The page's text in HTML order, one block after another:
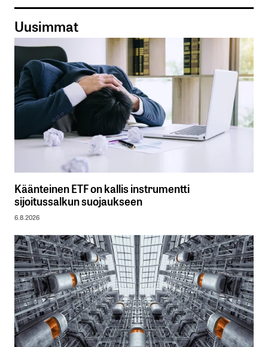
Uusimmat
Käänteinen ETF on kallis instrumentti
sijoitussalkun suojaukseen
6.8.2026